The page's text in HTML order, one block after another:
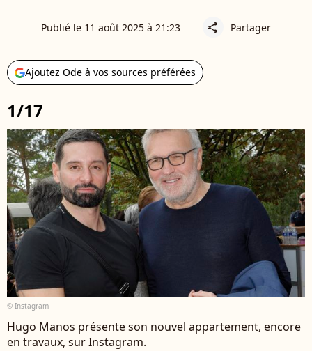
Publié le 11 août 2025 à 21:23 share Partager
Ajoutez Ode à vos sources préférées
1/17
© Instagram
Hugo Manos présente son nouvel appartement, encore
en travaux, sur Instagram.